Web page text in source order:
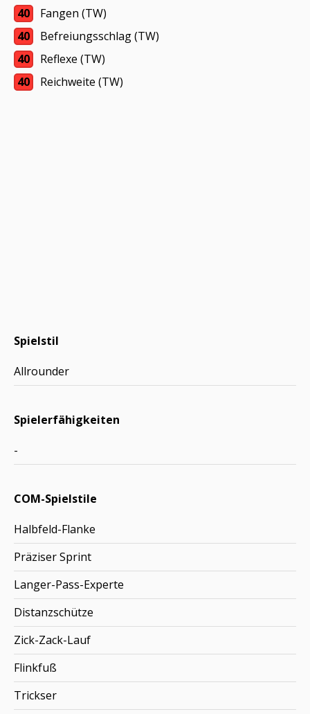
40
Fangen (TW)
40
Befreiungsschlag (TW)
40
Reflexe (TW)
40
Reichweite (TW)
Spielstil
Allrounder
Spielerfähigkeiten
-
COM-Spielstile
Halbfeld-Flanke
Präziser Sprint
Langer-Pass-Experte
Distanzschütze
Zick-Zack-Lauf
Flinkfuß
Trickser